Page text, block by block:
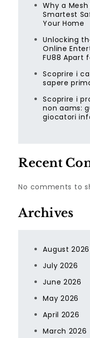
Why a
Smartest
Your Home
Unlocking
Online
FU88 Apart
Scoprire i
sapere
Scoprire i
non aams:
giocatori
Recent
No comments to
Archives
August 2026
July 2026
June 2026
May 2026
April 2026
March 2026